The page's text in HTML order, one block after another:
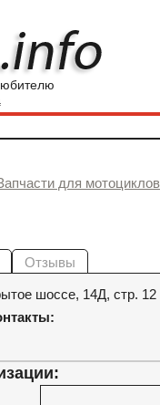
для мотоциклов
Отзывы
шоссе, 14Д, стр. 12